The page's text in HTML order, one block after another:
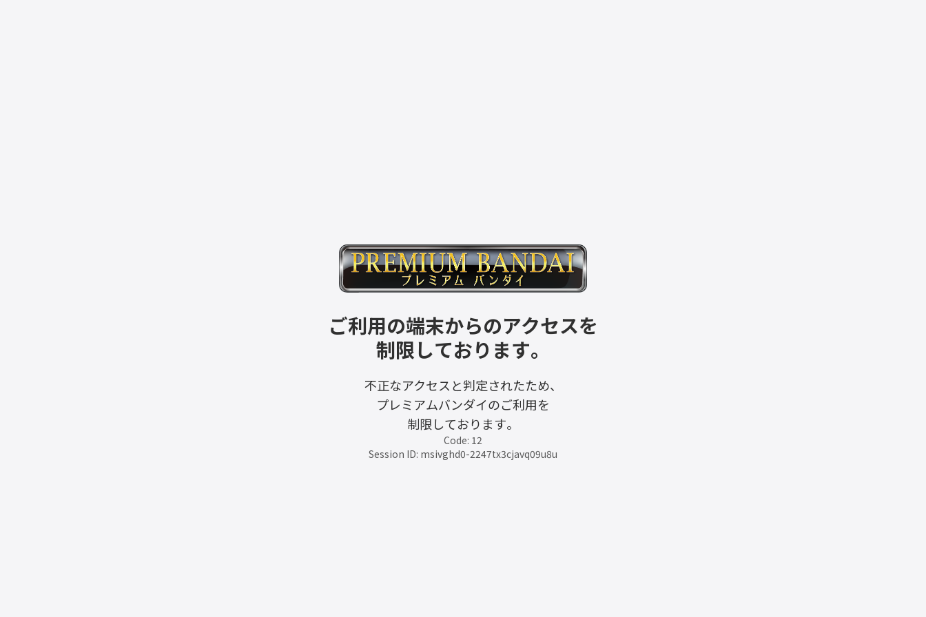
ご利用の端末からのアクセスを
制限しております。
不正なアクセスと判定されたため、
プレミアムバンダイのご利用を
制限しております。
Code: 12
Session ID: msivghd0-2247tx3cjavq09u8u